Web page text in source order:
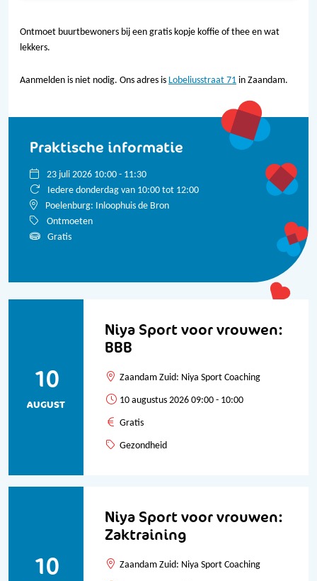
Ontmoet buurtbewoners bij een gratis kopje koffie of thee en wat
lekkers.
Aanmelden is niet nodig. Ons adres is Lobeliusstraat 71 in Zaandam.
Praktische informatie
23 juli 2026 10:00 - 11:30
Iedere donderdag van 10:00 tot 12:00
Poelenburg: Inloophuis de Bron
Ontmoeten
Gratis
Niya Sport voor vrouwen:
BBB
10
AUGUST
Zaandam Zuid: Niya Sport Coaching
10 augustus 2026 09:00 - 10:00
Gratis
Gezondheid
Niya Sport voor vrouwen:
Zaktraining
10 Zaandam Zuid: Niya Sport Coaching